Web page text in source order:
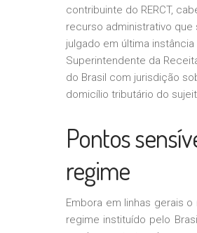
contribuinte do RERCT,
recurso administrativo que
julgado em última instância
Superintendente da
do Brasil com jurisdição
domicílio tributário do
Pontos
regime
Embora em linhas gerais
regime instituído pelo